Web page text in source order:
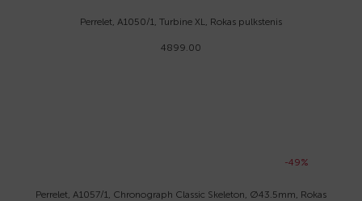
Perrelet, A1050/1, Turbine XL, Rokas pulkstenis
4899.00
-49%
Perrelet, A1057/1, Chronograph Classic Skeleton, Ø43.5mm, Rokas